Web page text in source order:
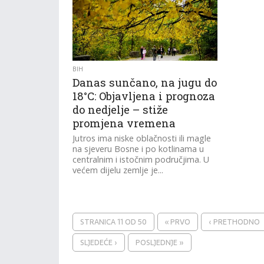
BIH
Danas sunčano, na jugu do
18°C: Objavljena i prognoza
do nedjelje – stiže
promjena vremena
Jutros ima niske oblačnosti ili magle
na sjeveru Bosne i po kotlinama u
centralnim i istočnim područjima. U
većem dijelu zemlje je...
STRANICA 11 OD 50 « PRVO ‹ PRETHODNO
SLJEDEĆE ›
POSLJEDNJE »